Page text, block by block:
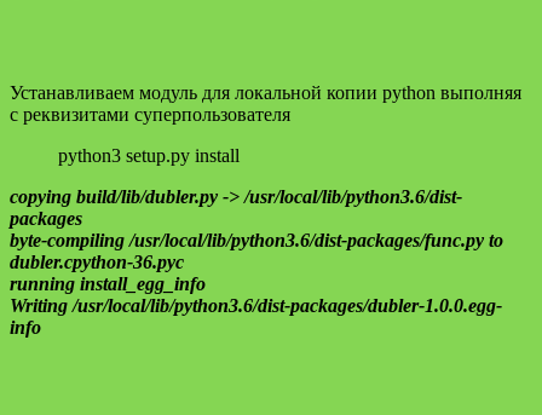
Устанавливаем модуль для локальной копии python выполняя
с реквизитами суперпользователя
python3 setup.py install
copying build/lib/dubler.py -> /usr/local/lib/python3.6/dist-
packages
byte-compiling /usr/local/lib/python3.6/dist-packages/func.py to
dubler.cpython-36.pyc
running install_egg_info
Writing /usr/local/lib/python3.6/dist-packages/dubler-1.0.0.egg-
info